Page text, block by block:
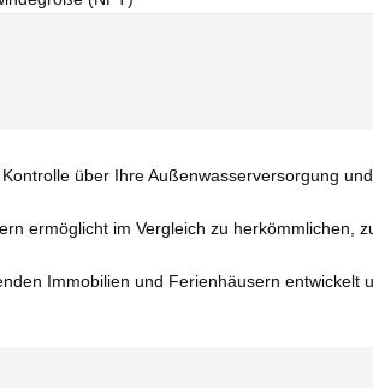
über Ihre Außenwasserversorgung
ermöglicht im Vergleich zu herkömmlichen,
Immobilien und Ferienhäusern entwickelt